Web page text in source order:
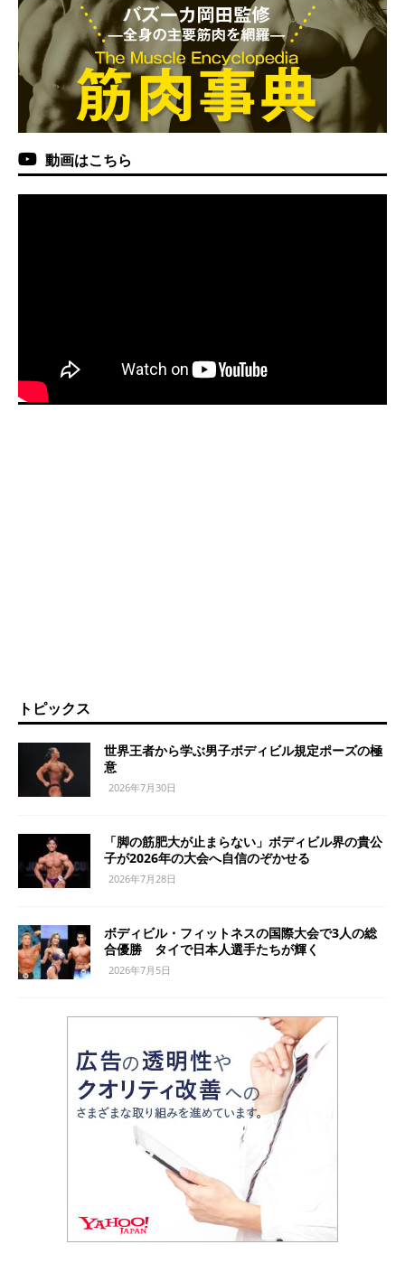
動画はこちら
トピックス
世界王者から学ぶ男子ボディビル規定ポーズの極
意
2026年7月30日
「脚の筋肥大が止まらない」ボディビル界の貴公
子が2026年の大会へ自信のぞかせる
2026年7月28日
ボディビル・フィットネスの国際大会で3人の総
合優勝 タイで日本人選手たちが輝く
2026年7月5日